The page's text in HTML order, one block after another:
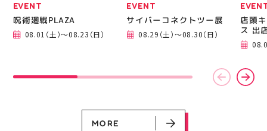
MORE
EVENT
呪術廻戦PLAZA
08.01（土）～08.23（日）
EVENT
サイバーコネクトツー展
08.29（土）～08.30（日）
店頭
ス 出
MORE